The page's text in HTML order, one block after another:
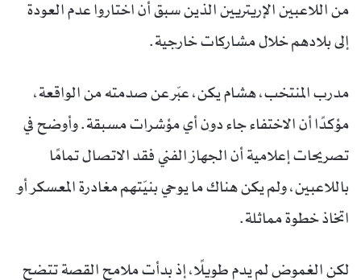
من اللاعبين الإريتريين الذين سبق أن اختاروا عدم العودة
إلى بلادهم خلال مشاركات خارجية.
مدرب المنتخب، هشام يكن، عبّر عن صدمته من الواقعة،
مؤكدًا أن الاختفاء جاء دون أي مؤشرات مسبقة. وأوضح في
تصريحات إعلامية أن الجهاز الفني فقد الاتصال تمامًا
باللاعبين، ولم يكن هناك ما يوحي بنيّتهم مغادرة المعسكر أو
اتخاذ خطوة مماثلة.
لكن الغموض لم يدم طويلًا، إذ بدأت ملامح القصة تتضح